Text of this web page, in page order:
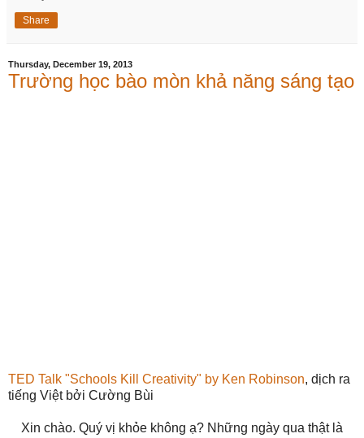
Share
Thursday, December 19, 2013
Trường học bào mòn khả năng sáng tạo
TED Talk "Schools Kill Creativity" by Ken Robinson, dịch ra
tiếng Việt bởi Cường Bùi
Xin chào. Quý vị khỏe không ạ? Những ngày qua thật là